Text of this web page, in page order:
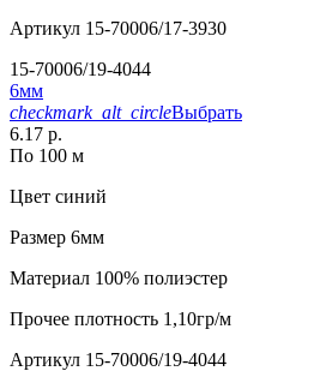
Артикул 15-70006/17-3930
15-70006/19-4044
6мм
checkmark_alt_circleВыбрать
6.17 р.
По 100 м
Цвет синий
Размер 6мм
Материал 100% полиэстер
Прочее плотность 1,10гр/м
Артикул 15-70006/19-4044